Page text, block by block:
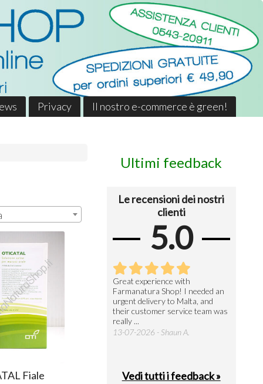
Privacy Il nostro e-commerce è green!
Fiale
Ultimi feedback
Le recensioni dei nostri
clienti
5.0
Tutto perfetto
27-07-2026 - Ruggero V.
Great experience with
Farmanatura Shop! I needed an
urgent delivery to Malta, and
their customer service team was
really ...
13-07-2026 - Shaun A.
Vedi tutti i feedback »